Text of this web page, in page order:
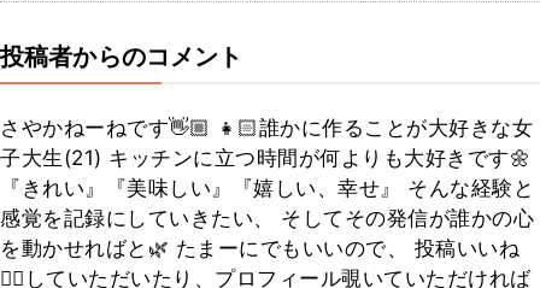
投稿者からのコメント
さやかねーねです👋🏼 👧🏻誰かに作ることが大好きな女
子大生(21) キッチンに立つ時間が何よりも大好きです🌼
『きれい』『美味しい』『嬉しい、幸せ』 そんな経験と
感覚を記録にしていきたい、 そしてその発信が誰かの心
を動かせればと🌿 たまーにでもいいので、 投稿いいね
👍🏻していただいたり、プロフィール覗いていただければ